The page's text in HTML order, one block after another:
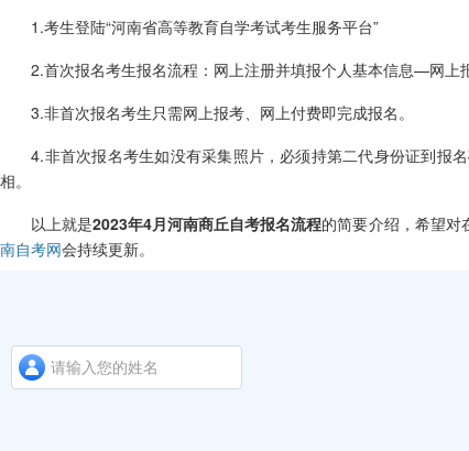
1.考生登陆“河南省高等教育自学考试考生服务平台”
2.首次报名考生报名流程：网上注册并填报个人基本信息—网上报
3.非首次报名考生只需网上报考、网上付费即完成报名。
4.非首次报名考生如没有采集照片，必须持第二代身份证到报名
相。
以上就是2023年4月河南商丘自考报名流程的简要介绍，希望对
南自考网会持续更新。